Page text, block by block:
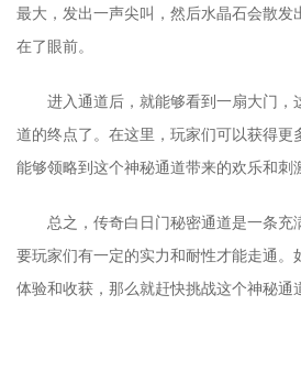
最大，发出一声尖叫，然后水晶石会散发
在了眼前。
进入通道后，就能够看到一扇大门，
道的终点了。在这里，玩家们可以获得更
能够领略到这个神秘通道带来的欢乐和刺
总之，传奇白日门秘密通道是一条充
要玩家们有一定的实力和耐性才能走通。
体验和收获，那么就赶快挑战这个神秘通